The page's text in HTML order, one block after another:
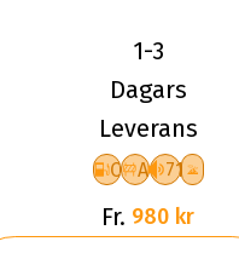
BLAZER
ALPINE
1-3
Dagars
Leverans
C A 71
Fr. 980 kr